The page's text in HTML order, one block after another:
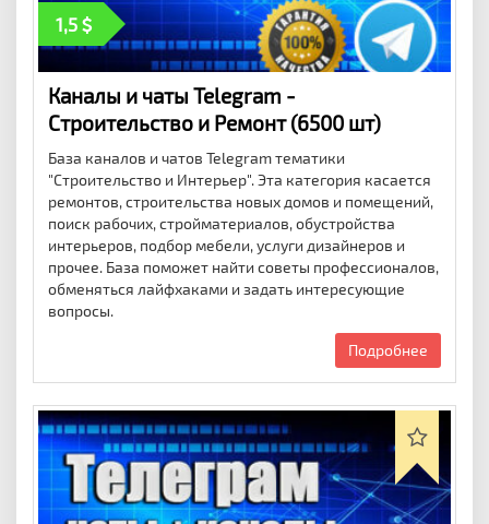
1,5
Каналы и чаты Telegram -
Строительство и Ремонт (6500 шт)
База каналов и чатов Telegram тематики
"Строительство и Интерьер". Эта категория касается
ремонтов, строительства новых домов и помещений,
поиск рабочих, стройматериалов, обустройства
интерьеров, подбор мебели, услуги дизайнеров и
прочее. База поможет найти советы профессионалов,
обменяться лайфхаками и задать интересующие
вопросы.
Подробнее